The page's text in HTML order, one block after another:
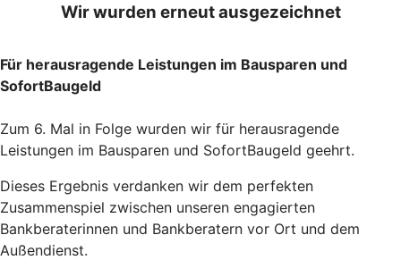
Wir wurden erneut ausgezeichnet
Für herausragende Leistungen im Bausparen und
SofortBaugeld
Zum 6. Mal in Folge wurden wir für herausragende
Leistungen im Bausparen und SofortBaugeld geehrt.
Dieses Ergebnis verdanken wir dem perfekten
Zusammenspiel zwischen unseren engagierten
Bankberaterinnen und Bankberatern vor Ort und dem
Außendienst.